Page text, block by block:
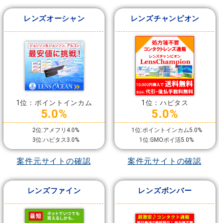
レンズオーシャン
1位：ポイントインカム
5.0%
2位:アメフリ4.0%
3位:ハピタス3.0%
案件元サイトの確認
レンズチャンピオン
1位：ハピタス
5.0%
1位:ポイントインカム5.0%
1位:GMOポイ活5.0%
案件元サイトの確認
レンズファイン レンズボンバー